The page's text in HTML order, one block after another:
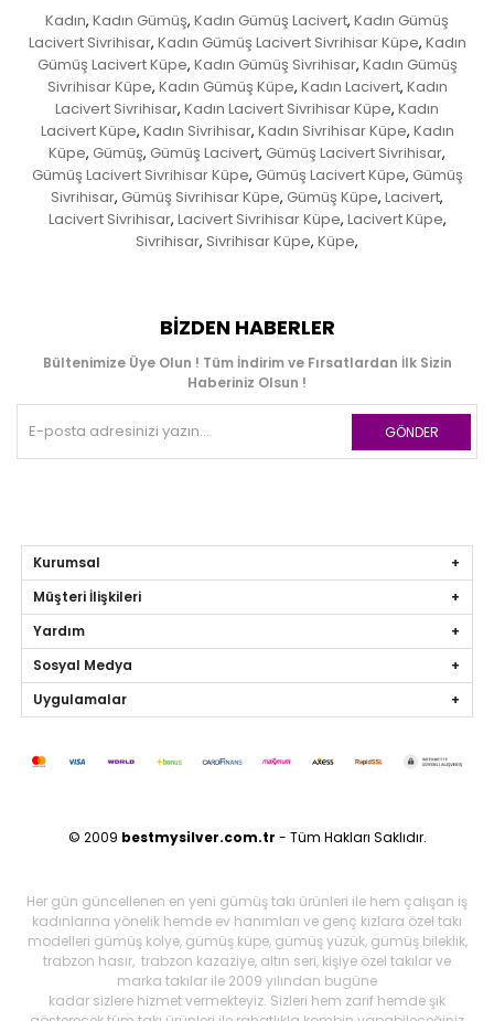
Kadın, Kadın Gümüş, Kadın Gümüş Lacivert, Kadın Gümüş
Lacivert Sivrihisar, Kadın Gümüş Lacivert Sivrihisar Küpe, Kadın
Gümüş Lacivert Küpe, Kadın Gümüş Sivrihisar, Kadın Gümüş
Sivrihisar Küpe, Kadın Gümüş Küpe, Kadın Lacivert, Kadın
Lacivert Sivrihisar, Kadın Lacivert Sivrihisar Küpe, Kadın
Lacivert Küpe, Kadın Sivrihisar, Kadın Sivrihisar Küpe, Kadın
Küpe, Gümüş, Gümüş Lacivert, Gümüş Lacivert Sivrihisar,
Gümüş Lacivert Sivrihisar Küpe, Gümüş Lacivert Küpe, Gümüş
Sivrihisar, Gümüş Sivrihisar Küpe, Gümüş Küpe, Lacivert,
Lacivert Sivrihisar, Lacivert Sivrihisar Küpe, Lacivert Küpe,
Sivrihisar, Sivrihisar Küpe, Küpe,
BIZDEN HABERLER
Bültenimize Üye Olun ! Tüm İndirim ve Fırsatlardan İlk Sizin
Haberiniz Olsun !
GÖNDER
Kurumsal
Müşteri İlişkileri
Yardım
Sosyal Medya
Uygulamalar
© 2009 bestmysilver.com.tr - Tüm Hakları Saklıdır.
Her gün güncellenen en yeni gümüş takı ürünleri ile hem çalışan iş
kadınlarına yönelik hemde ev hanımları ve genç kızlara özel takı
modelleri gümüş kolye, gümüş küpe, gümüş yüzük, gümüş bileklik,
trabzon hasır, trabzon kazaziye, altın seri, kişiye özel takılar ve
marka takılar ile 2009 yılından bugüne
kadar sizlere hizmet vermekteyiz. Sizleri hem zarif hemde şık